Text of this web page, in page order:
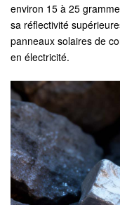
environ 15 à 25
sa réflectivité
panneaux solaires de
en électricité.